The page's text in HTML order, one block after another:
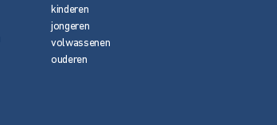
kinderen
jongeren
volwassenen
ouderen